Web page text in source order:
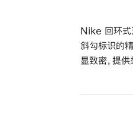
Nike 回环式
斜勾标识的
显致密，提供